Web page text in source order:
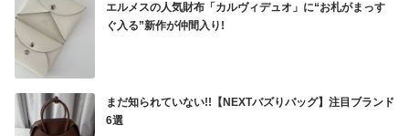
エルメスの人気財布「カルヴィデュオ」に“お札がまっす
ぐ入る”新作が仲間入り!
まだ知られていない!!【NEXTバズりバッグ】注目ブランド
6選